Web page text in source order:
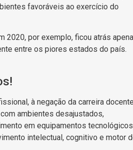
favoráveis ao exercício do
2020, por exemplo, ficou atrás
entre os piores estados do país.
à negação da carreira docente
ambientes desajustados,
em equipamentos tecnológicos
intelectual, cognitivo e motor